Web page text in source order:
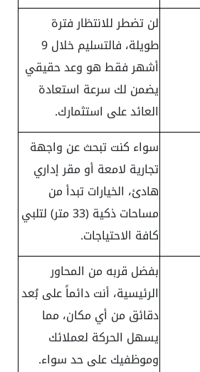
لن تضطر للانتظار فترة
طويلة، فالتسليم خلال 9
أشهر فقط هو وعد حقيقي
يضمن لك سرعة استعادة
العائد على استثمارك.
سواء كنت تبحث عن واجهة
تجارية لامعة أو مقر إداري
هادئ، الخيارات تبدأ من
مساحات ذكية (33 متر) لتلبي
كافة الاحتياجات.
بفضل قربه من المحاور
الرئيسية، أنت دائماً على بُعد
دقائق من أي مكان، مما
يسهل الحركة لعملائك
وموظفيك على حد سواء.